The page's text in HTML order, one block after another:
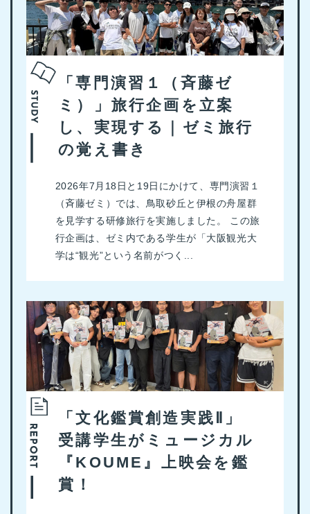
「専門演習１（斉藤ゼ
ミ）」旅行企画を立案
し、実現する｜ゼミ旅行
の覚え書き
2026年7月18日と19日にかけて、専門演習１
（斉藤ゼミ）では、鳥取砂丘と伊根の舟屋群
を見学する研修旅行を実施しました。 この旅
行企画は、ゼミ内である学生が「大阪観光大
学は“観光”という名前がつく...
「文化鑑賞創造実践Ⅱ」
受講学生がミュージカル
『KOUME』上映会を鑑
賞！